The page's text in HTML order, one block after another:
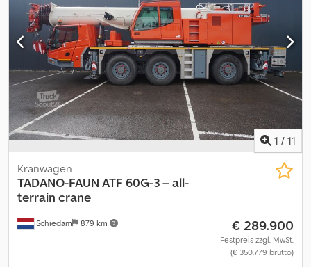
40%; Reifen Profil rechts: 40% Hinterachse: Gelenkt; Reifen Profil
links: 40%; Reifen Profil rechts: 40% Leergewicht: 27.150 kg zGG:
27.150 kg Hubkapazität: 30.000 kg Kran: Baujahr 2016 Schäden:
keines
1 / 11
Schiedam 879 km
Kranwagen
TADANO-FAUN ATF 60G-3 – all-
terrain crane
€ 289.900
Festpreis zzgl. MwSt.
(€ 350.779 brutto)